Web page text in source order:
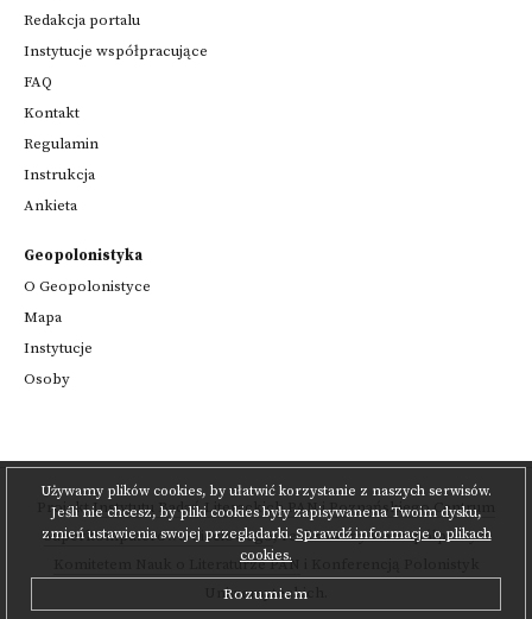
Używamy plików cookies, by ułatwić korzystanie z naszych serwisów.
Jeśli nie chcesz, by pliki cookies były zapisywanena Twoim dysku,
zmień ustawienia swojej przeglądarki. Sprawdź informacje o plikach
cookies.
Rozumiem
Redakcja portalu
Instytucje współpracujące
FAQ
Kontakt
Regulamin
Instrukcja
Ankieta
Geopolonistyka
O Geopolonistyce
Mapa
Instytucje
Osoby
ProjektInstytutu Badań Literackich PANiPoznańskiego Centrum
Superkomputerowo-Sieciowego,realizowany we współpracy z
Komitetem Nauk o Literaturze PAN
Uniwersyteckich.